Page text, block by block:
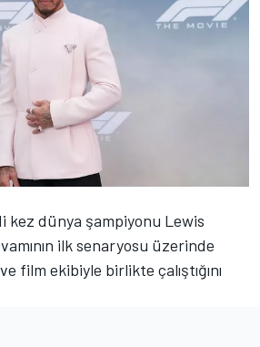
kez dünya şampiyonu Lewis
ilk senaryosu üzerinde
film ekibiyle birlikte çalıştığını